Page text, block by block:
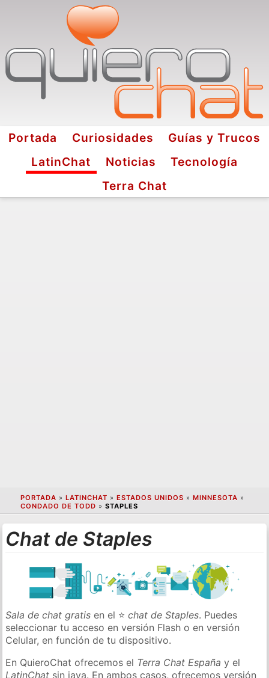
Portada Curiosidades
Guías y Trucos
LatinChat
Noticias
Tecnología
Terra Chat
PORTADA » LATINCHAT » ESTADOS UNIDOS » MINNESOTA »
CONDADO DE TODD » STAPLES
Chat de Staples
Sala de chat gratis en el ⭐chat de Staples. Puedes
seleccionar tu acceso en versión Flash o en versión
Celular, en función de tu dispositivo.
En QuieroChat ofrecemos el Terra Chat España y el
LatinChat sin java. En ambos casos, ofrecemos versión